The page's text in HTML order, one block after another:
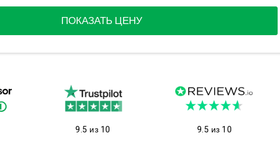
ПОКАЗАТЬ ЦЕНУ
9.5 из 10 9.5 из 10